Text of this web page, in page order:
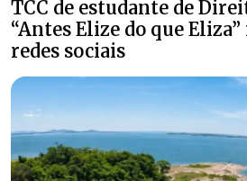
TCC de estudante de
“Antes Elize do que
redes sociais